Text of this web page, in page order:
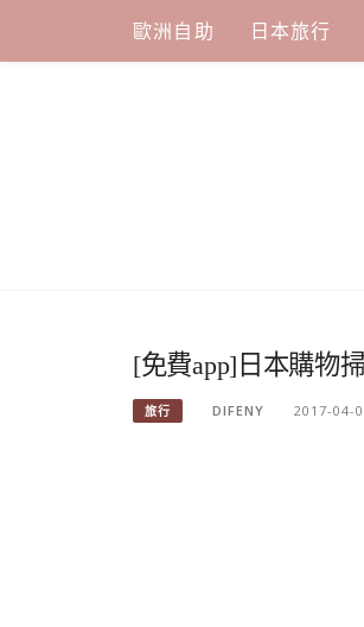
content
歐洲自助 日本旅行
[免費app]日本購物
旅行 DIFENY 2017-04-